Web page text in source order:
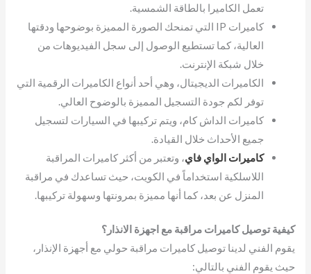
تعمل الكاميرا بالطاقة الشمسية.
كاميرات IP التي تمنحك الصورة المميزة بوضوحها ودقتها
العالية، كما تستطيع الوصول إلى سجل الفيديوهات من
خلال شبكة الإنترنت.
الكاميرات الديجيتال، وهي أحد أنواع الكاميرات الرقمية التي
توفر لكم جودة التسجيل المميزة بالوضوح العالي.
كاميرات الداش كام، ويتم تركيبها في السيارات لتسجيل
جميع الأحداث خلال القيادة.
كاميرات الواي فاي، وتعتبر من أكثر كاميرات المراقبة
اللاسلكية استخداماً في الكويت، حيث تساعدك في مراقبة
المنزل عن بعد، كما أنها مميزة بمرونتها وسهولة تركيبها.
كيفية توصيل كاميرات مراقبة مع اجهزة الانذار؟
يقوم الفني لدينا توصيل كاميرات مراقبة حولي مع أجهزة الإنذار،
حيث يقوم الفني بالتالي: